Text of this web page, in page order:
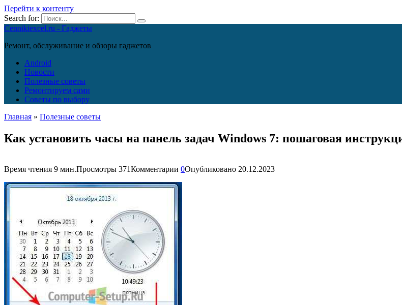
Перейти к контенту
Search for:
Cennikiexcel.ru - Гаджеты
Ремонт, обслуживание и обзоры гаджетов
Android
Новости
Полезные советы
Ремонтируем сами
Советы по выбору
Главная » Полезные советы
Как установить часы на панель задач Windows 7: пошаговая
Время чтения 9 мин.Просмотры 371Комментарии 0Опубликовано 20.12.2023